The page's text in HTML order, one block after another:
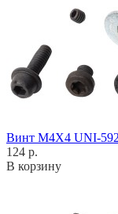
Винт M4X4 UNI-
124 р.
В корзину